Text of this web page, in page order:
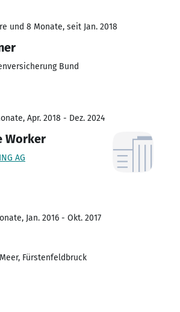
und 8 Monate, seit Jan. 2018
Bund
Apr. 2018 - Dez. 2024
Worker
AG
Jan. 2016 - Okt. 2017
Fürstenfeldbruck